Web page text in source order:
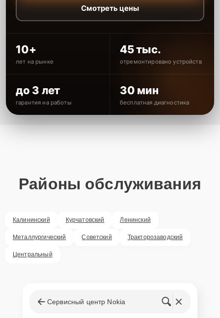
Смотреть цены
10+
лет на рынке
45 тыс.
отремонтировано устройств
до 3 лет
гарантия на работы
30 мин
бесплатная диагностика
Районы обслуживания
Калининский Курчатовский Ленинский
Металлургический Советский Тракторозаводский
Центральный
Сервисный центр Nokia